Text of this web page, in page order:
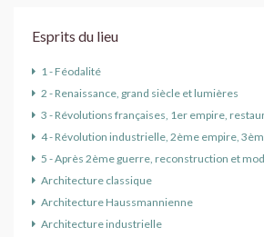
Esprits du lieu
1 - Féodalité
2 - Renaissance, grand siècle et lumières
3 - Révolutions françaises, 1er empire,
4 - Révolution industrielle, 2ème empire,
5 - Après 2ème guerre, reconstruction et
Architecture classique
Architecture Haussmannienne
Architecture industrielle